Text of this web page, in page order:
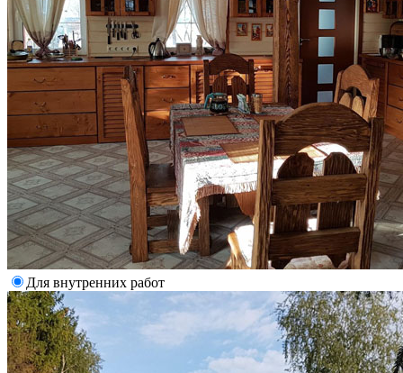
Для внутренних работ